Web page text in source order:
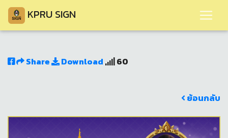
KPRU SIGN
Share Download 60
ย้อนกลับ